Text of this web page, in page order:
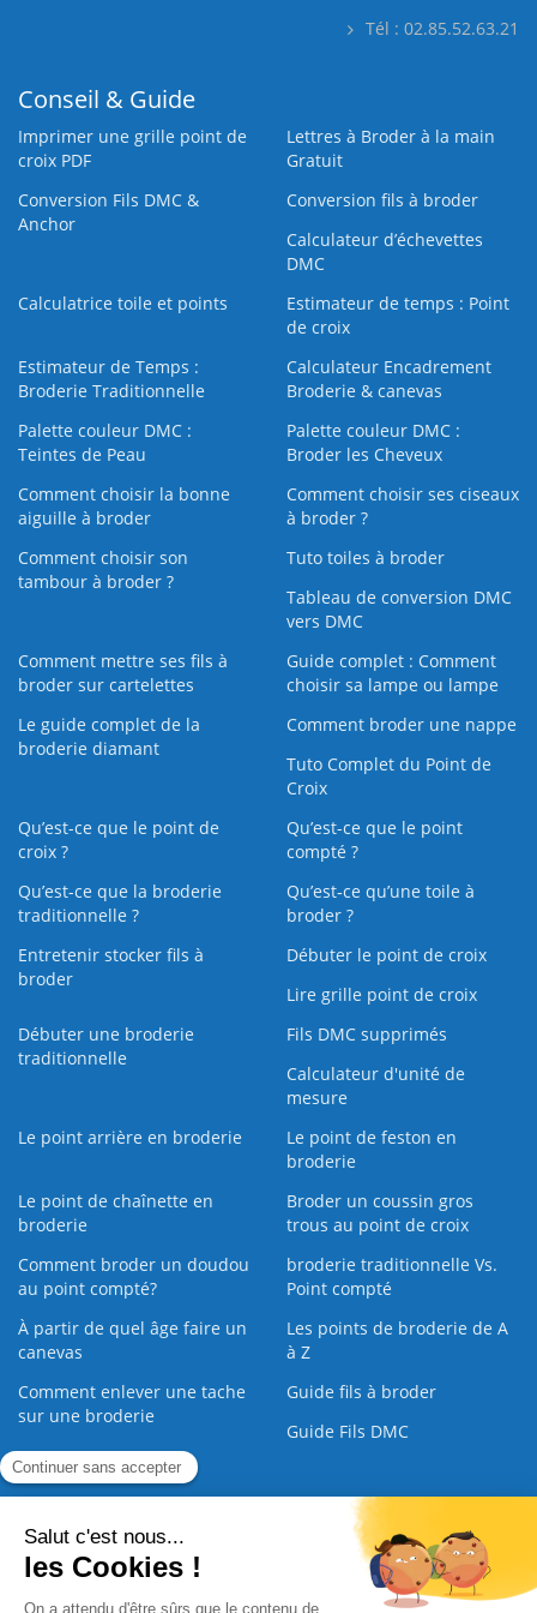
Tél : 02.85.52.63.21
Conseil & Guide
Imprimer une grille point de
croix PDF
Lettres à Broder à la main
Gratuit
Conversion Fils DMC &
Anchor
Conversion fils à broder
Calculateur d’échevettes
DMC
Calculatrice toile et points
Estimateur de temps : Point
de croix
Estimateur de Temps :
Broderie Traditionnelle
Calculateur Encadrement
Broderie & canevas
Palette couleur DMC :
Teintes de Peau
Palette couleur DMC :
Broder les Cheveux
Comment choisir la bonne
aiguille à broder
Comment choisir ses ciseaux
à broder ?
Comment choisir son
tambour à broder ?
Tuto toiles à broder
Tableau de conversion DMC
vers DMC
Comment mettre ses fils à
broder sur cartelettes
Guide complet : Comment
choisir sa lampe ou lampe
Le guide complet de la
broderie diamant
Comment broder une nappe
Tuto Complet du Point de
Croix
Qu’est-ce que le point de
croix ?
Qu’est-ce que le point
compté ?
Qu’est-ce que la broderie
traditionnelle ?
Qu’est‑ce qu’une toile à
broder ?
Entretenir stocker fils à
broder
Débuter le point de croix
Lire grille point de croix
Débuter une broderie
traditionnelle
Fils DMC supprimés
Calculateur d'unité de
mesure
Le point arrière en broderie
Le point de feston en
broderie
Le point de chaînette en
broderie
Broder un coussin gros
trous au point de croix
Comment broder un doudou
au point compté?
broderie traditionnelle Vs.
Point compté
À partir de quel âge faire un
canevas
Les points de broderie de A
à Z
Comment enlever une tache
sur une broderie
Guide fils à broder
Guide Fils DMC
Guide de la Broderie
Commande Papier | Qui sommes nous Nous contacter |